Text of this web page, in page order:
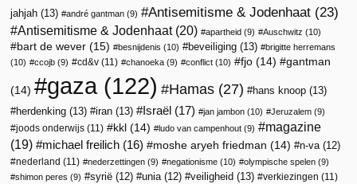
jahjah (13) andré gantman (9) Antisemitisme & Jodenhaat (23)
Antisemitisme & Jodenhaat(20) apartheid (9) Auschwitz (10)
bart de wever (15) besnijdenis (10) beveiliging (13)
brigitte herremans
(10)
ccojb (9) cd&v (11) chanoeka (9) conflict (10) fjo (14) gantman
(14) gaza (122) Hamas (27) hans knoop (13)
herdenking (13) iran (13) Israël (17) jan jambon (10) Jeruzalem (9)
joods onderwijs (11) kkl (14) ludo van campenhout (9)
magazine
(19)
michael freilich (16) moshe aryeh friedman (14) n-va (12)
nederland (11) nederzettingen (9) negationisme (10) olympische spelen (9)
shimon peres (9) syrië (12) unia (12) veiligheid (13) verkiezingen (11)